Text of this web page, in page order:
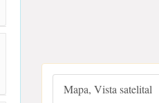
Mapa, Vista satelital